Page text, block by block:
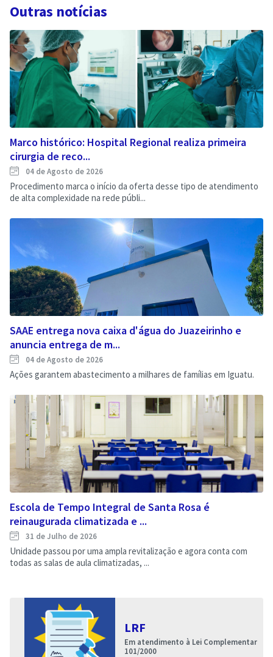
Outras notícias
Marco histórico: Hospital Regional realiza primeira
cirurgia de reco...
04 de Agosto de 2026
Procedimento marca o início da oferta desse tipo de atendimento
de alta complexidade na rede públi...
SAAE entrega nova caixa d'água do Juazeirinho e
anuncia entrega de m...
04 de Agosto de 2026
Ações garantem abastecimento a milhares de famílias em Iguatu.
Escola de Tempo Integral de Santa Rosa é
reinaugurada climatizada e ...
31 de Julho de 2026
Unidade passou por uma ampla revitalização e agora conta com
todas as salas de aula climatizadas, ...
LRF
Em atendimento à Lei Complementar
101/2000